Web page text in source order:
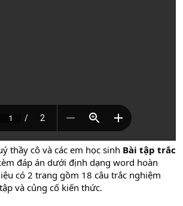
thầy cô và các em học sinh Bài tập trắc
đáp án dưới định dạng word hoàn
có 2 trang gồm 18 câu trắc nghiệm
và củng cố kiến thức.